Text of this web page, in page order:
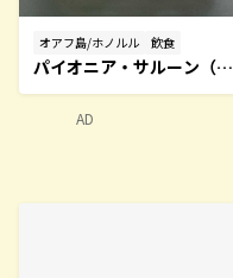
オアフ島/ホノルル 飲食
パイオニア・サルーン（モ
ンサラット店）
AD